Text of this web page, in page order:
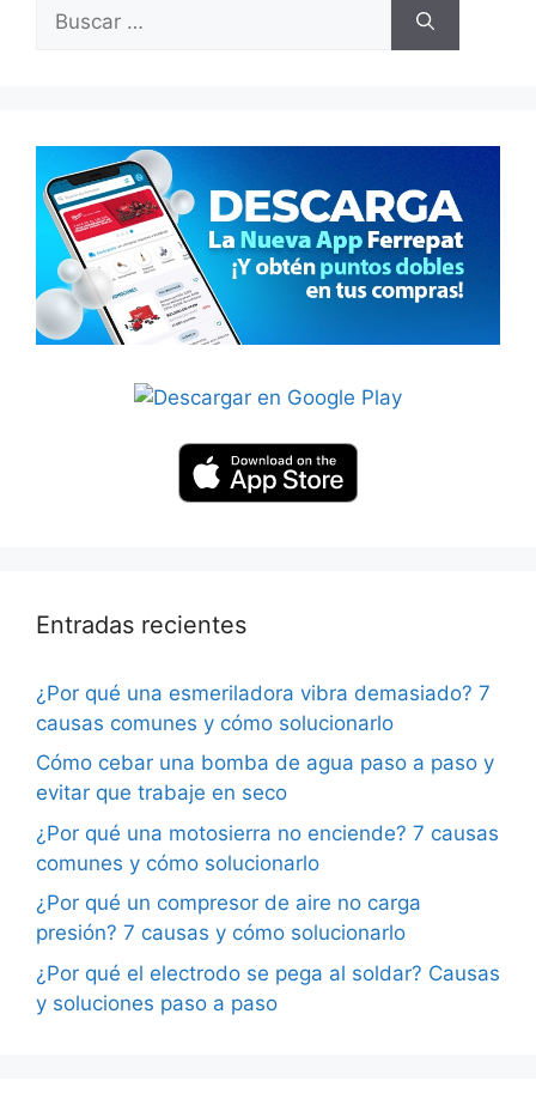
Entradas recientes
¿Por qué una esmeriladora vibra demasiado? 7
causas comunes y cómo solucionarlo
Cómo cebar una bomba de agua paso a paso y
evitar que trabaje en seco
¿Por qué una motosierra no enciende? 7 causas
comunes y cómo solucionarlo
¿Por qué un compresor de aire no carga
presión? 7 causas y cómo solucionarlo
¿Por qué el electrodo se pega al soldar? Causas
y soluciones paso a paso